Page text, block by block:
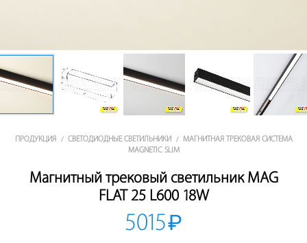
ПРОДУКЦИЯ / СВЕТОДИОДНЫЕ СВЕТИЛЬНИКИ /
МАГНИТНАЯ ТРЕКОВАЯ СИСТЕМА
MAGNETIC SLIM
Магнитный трековый светильник MAG
FLAT 25 L600 18W
5015₽